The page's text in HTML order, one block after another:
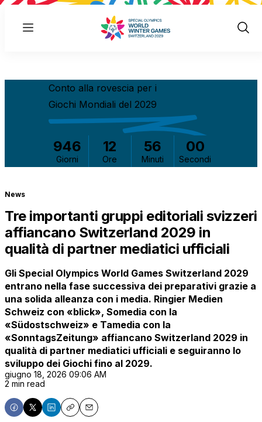
Menu
Show
Conto alla rovescia per i
Giochi Mondiali del 2029
946
Giorni
12
Ore
55
Minuti
59
Secondi
News
Tre importanti gruppi editoriali svizzeri
affiancano Switzerland 2029 in
qualità di partner mediatici ufficiali
Gli Special Olympics World Games Switzerland 2029
entrano nella fase successiva dei preparativi grazie a
una solida alleanza con i media. Ringier Medien
Schweiz con «blick», Somedia con la
«Südostschweiz» e Tamedia con la
«SonntagsZeitung» affiancano Switzerland 2029 in
qualità di partner mediatici ufficiali e seguiranno lo
sviluppo dei Giochi fino al 2029.
giugno 18, 2026 09:06 AM
2 min read
ShareShareShareCopyEmail